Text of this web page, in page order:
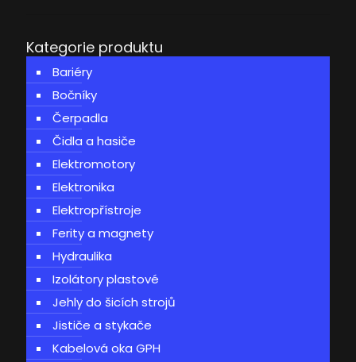
Kategorie produktu
Bariéry
Bočníky
Čerpadla
Čidla a hasiče
Elektromotory
Elektronika
Elektropřístroje
Ferity a magnety
Hydraulika
Izolátory plastové
Jehly do šicích strojů
Jističe a stykače
Kabelová oka GPH